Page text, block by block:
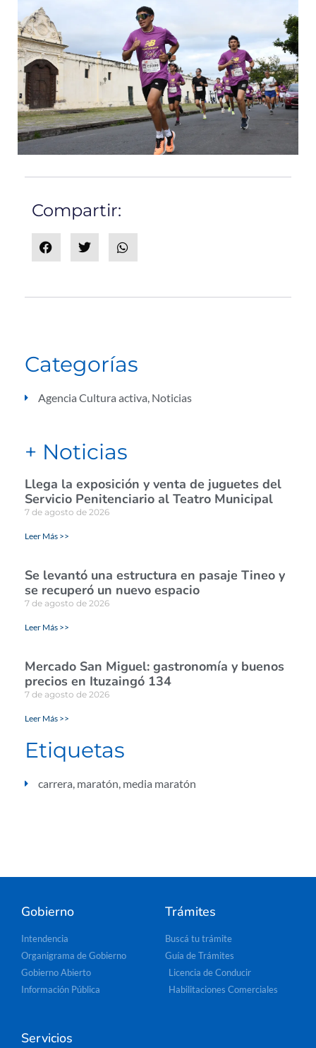
Compartir:
Categorías
Agencia Cultura activa, Noticias
+ Noticias
Llega la exposición y venta de juguetes del
Servicio Penitenciario al Teatro Municipal
7 de agosto de 2026
Leer Más >>
Se levantó una estructura en pasaje Tineo y
se recuperó un nuevo espacio
7 de agosto de 2026
Leer Más >>
Mercado San Miguel: gastronomía y buenos
precios en Ituzaingó 134
7 de agosto de 2026
Leer Más >>
Etiquetas
carrera, maratón, media maratón
Gobierno
Intendencia
Organigrama de Gobierno
Gobierno Abierto
Información Pública
Trámites
Buscá tu trámite
Guía de Trámites
Licencia de Conducir
Habilitaciones Comerciales
Servicios